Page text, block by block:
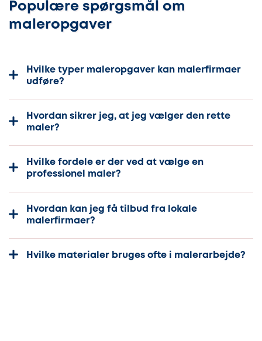
Populære spørgsmål om
maleropgaver
Hvilke typer maleropgaver kan malerfirmaer
udføre?
Hvordan sikrer jeg, at jeg vælger den rette
maler?
Hvilke fordele er der ved at vælge en
professionel maler?
Hvordan kan jeg få tilbud fra lokale
malerfirmaer?
Hvilke materialer bruges ofte i malerarbejde?